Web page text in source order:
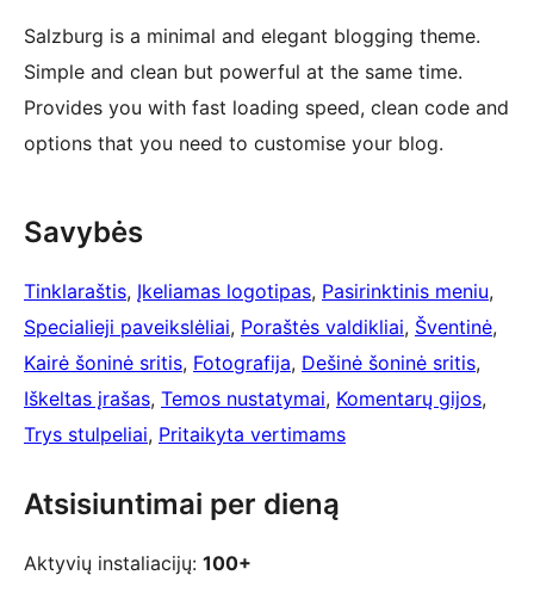
Salzburg is a minimal and elegant blogging theme.
Simple and clean but powerful at the same time.
Provides you with fast loading speed, clean code and
options that you need to customise your blog.
Savybės
Tinklaraštis, Įkeliamas logotipas, Pasirinktinis meniu
Specialieji paveikslėliai, Poraštės valdikliai, Šventinė
Kairė šoninė sritis, Fotografija, Dešinė šoninė sritis
Iškeltas įrašas, Temos nustatymai, Komentarų gijos
Trys stulpeliai, Pritaikyta vertimams
Atsisiuntimai per dieną
Aktyvių instaliacijų: 100+